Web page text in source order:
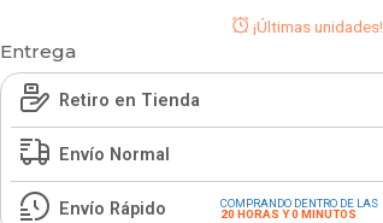
¡Últimas unidades!
Entrega
Retiro en Tienda
Envío Normal
Envío Rápido
COMPRANDO DENTRO DE LAS
20 HORAS Y 0 MINUTOS